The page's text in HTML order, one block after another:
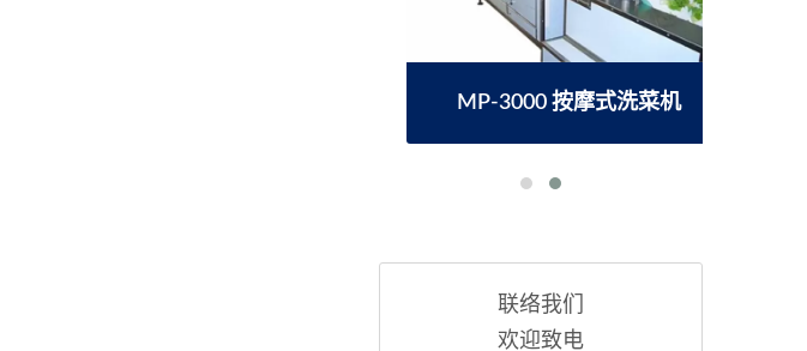
MP-3000 按摩式洗菜机
联络我们
欢迎致电